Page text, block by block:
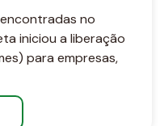
no
iniciou a liberação
para empresas,